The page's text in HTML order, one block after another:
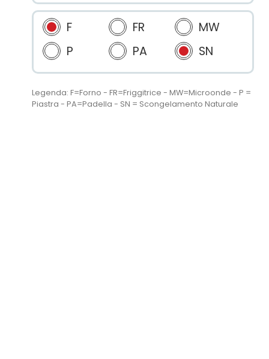
F FR
MW
P
PA SN
Legenda: F=Forno - FR=Friggitrice - MW=Microonde - P =
Piastra - PA=Padella - SN = Scongelamento Naturale